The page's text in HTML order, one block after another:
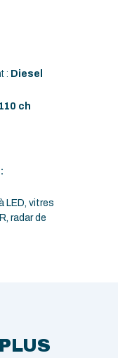
: Diesel
ch
LED, vitres
radar de